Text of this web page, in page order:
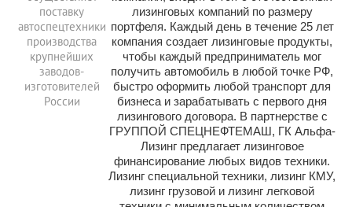
поставку
автоспецтехники
производства
крупнейших
заводов-
изготовителей
России
лизинговых компаний по размеру
портфеля. Каждый день в течение 25 лет
компания создает лизинговые продукты,
чтобы каждый предприниматель мог
получить автомобиль в любой точке РФ,
быстро оформить любой транспорт для
бизнеса и зарабатывать с первого дня
лизингового договора. В партнерстве с
ГРУППОЙ СПЕЦНЕФТЕМАШ, ГК Альфа-
Лизинг предлагает лизинговое
финансирование любых видов техники.
Лизинг специальной техники, лизинг КМУ,
лизинг грузовой и лизинг легковой